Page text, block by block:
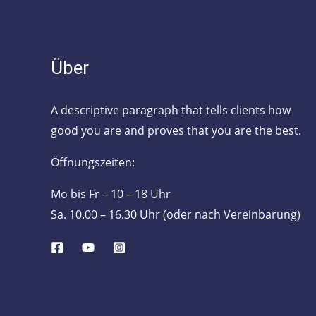
Über
A descriptive paragraph that tells clients how
good you are and proves that you are the best.
Öffnungszeiten:
Mo bis Fr – 10 – 18 Uhr
Sa. 10.00 – 16.30 Uhr (oder nach Vereinbarung)